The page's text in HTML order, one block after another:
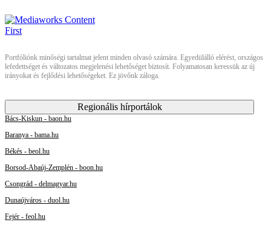
Portfóliónk minőségi tartalmat jelent minden olvasó számára. Egyedülálló elérést, országos
lefedettséget és változatos megjelenési lehetőséget biztosít. Folyamatosan keressük az új
irányokat és fejlődési lehetőségeket. Ez jövőnk záloga.
Regionális hírportálok
Bács-Kiskun - baon.hu
Baranya - bama.hu
Békés - beol.hu
Borsod-Abaúj-Zemplén - boon.hu
Csongrád - delmagyar.hu
Dunaújváros - duol.hu
Fejér - feol.hu